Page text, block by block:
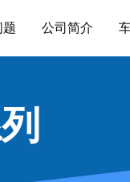
题 公司简介